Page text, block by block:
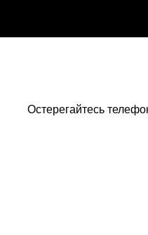
Остерегайтесь